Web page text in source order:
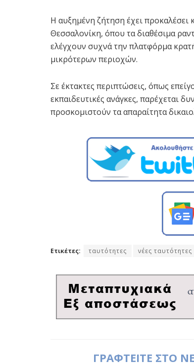
Η αυξημένη ζήτηση έχει προκαλέσει
Θεσσαλονίκη, όπου τα διαθέσιμα
ελέγχουν συχνά την πλατφόρμα
μικρότερων περιοχών.
Σε έκτακτες περιπτώσεις, όπως
εκπαιδευτικές ανάγκες, παρέχεται
προσκομιστούν τα απαραίτητα
Ετικέτες: ταυτότητες νέες ταυτότητες
ΓΡΑΦΤΕΙΤΕ ΣΤΟ